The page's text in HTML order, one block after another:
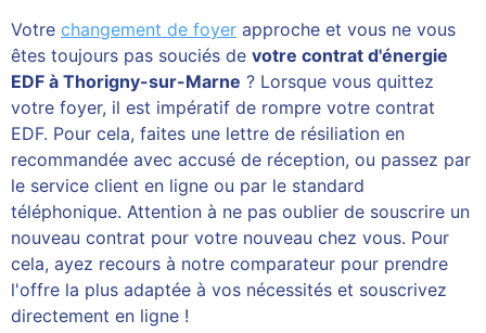
Votre changement de foyer approche et vous ne vous
êtes toujours pas souciés de votre contrat d'énergie
EDF à Thorigny-sur-Marne ? Lorsque vous quittez
votre foyer, il est impératif de rompre votre contrat
EDF. Pour cela, faites une lettre de résiliation en
recommandée avec accusé de réception, ou passez par
le service client en ligne ou par le standard
téléphonique. Attention à ne pas oublier de souscrire un
nouveau contrat pour votre nouveau chez vous. Pour
cela, ayez recours à notre comparateur pour prendre
l'offre la plus adaptée à vos nécessités et souscrivez
directement en ligne !